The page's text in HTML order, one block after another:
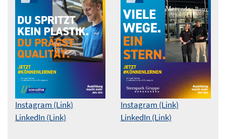
Instagram (Link)
LinkedIn (Link)
Instagram (Link)
LinkedIn (Link)